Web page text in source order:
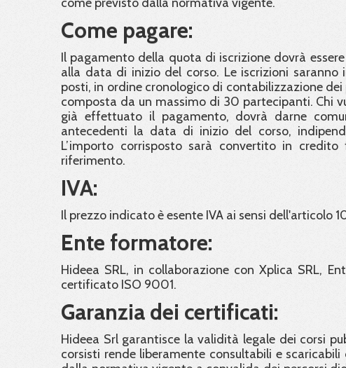
Come pagare:
Il pagamento della quota di iscrizione dovrà
alla data di inizio del corso. Le iscrizioni
posti, in ordine cronologico di contabilizzazione
composta da un massimo di 30 partecipanti. Chi
già effettuato il pagamento, dovrà darne
antecedenti la data di inizio del corso,
L’importo corrisposto sarà convertito in
riferimento.
IVA:
Il prezzo indicato è esente IVA ai sensi dell'articolo
Ente formatore:
Hideea SRL, in collaborazione con Xplica SRL,
certificato ISO 9001.
Garanzia dei certificati:
Hideea Srl garantisce la validità legale dei corsi
corsisti rende liberamente consultabili e